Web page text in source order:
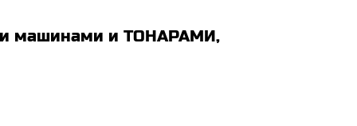
машинами и ТОНАРАМИ,